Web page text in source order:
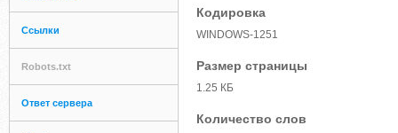
Ссылки
Robots.txt
Ответ сервера
Кодировка
WINDOWS-1251
Размер страницы
1.25 КБ
Количество слов